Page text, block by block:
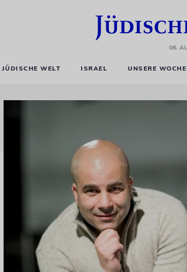
06.
JÜDISCHE WELT ISRAEL UNSERE WOCHE